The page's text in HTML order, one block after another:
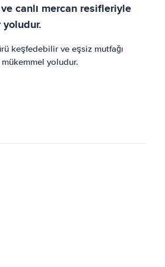
canlı mercan resifleriyle
keşfedebilir ve eşsiz mutfağı
yoludur.